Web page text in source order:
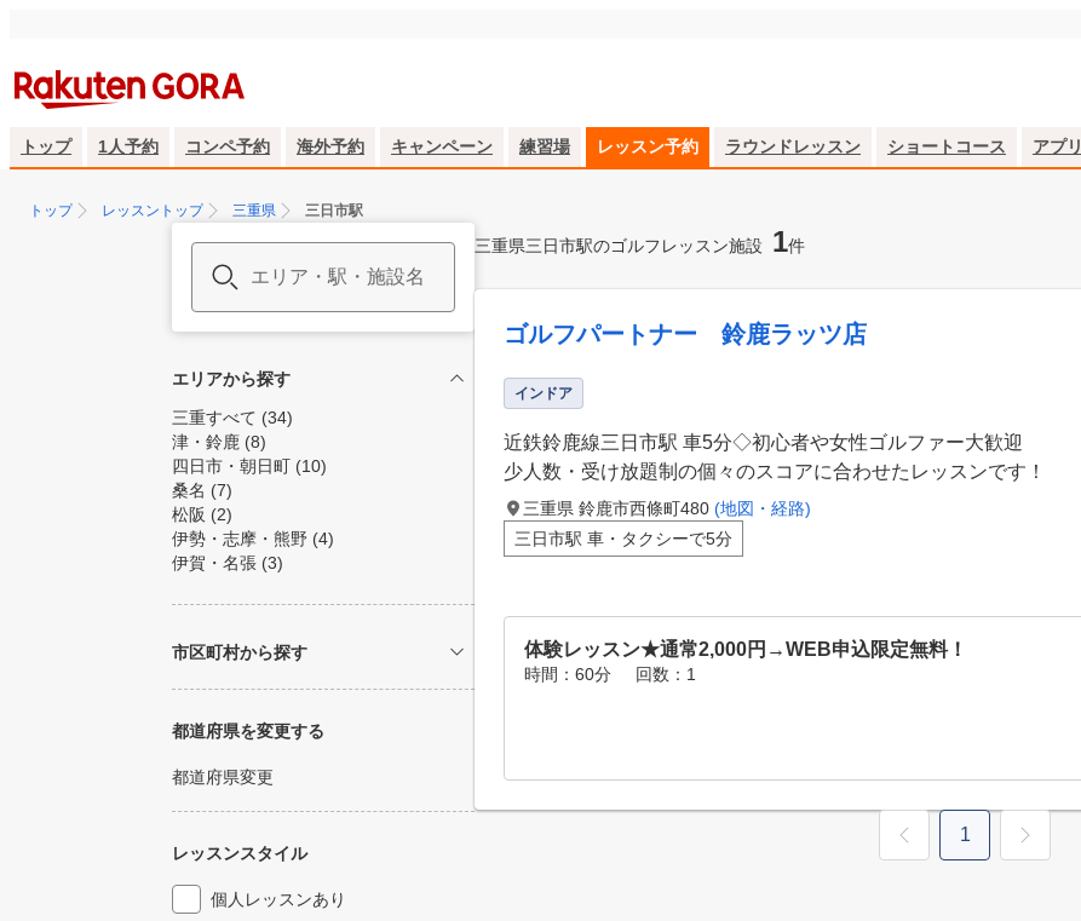
トップ 1人予約 コンペ予約 海外予約 キャンペーン 練習場 レッスン予約 ラウンドレッスン ショートコース アプリ
トップ レッスントップ 三重県 三日市駅
エリアから探す
三重すべて (34)
津・鈴鹿 (8)
四日市・朝日町 (10)
桑名 (7)
松阪 (2)
伊勢・志摩・熊野 (4)
伊賀・名張 (3)
市区町村から探す
都道府県を変更する
都道府県変更
レッスンスタイル
個人レッスンあり
三重県三日市駅のゴルフレッスン施設 1件
ゴルフパートナー 鈴鹿ラッツ店
インドア
近鉄鈴鹿線三日市駅 車5分◇初心者や女性ゴルファー大歓迎
少人数・受け放題制の個々のスコアに合わせたレッスンです！
三重県 鈴鹿市西條町480 (地図・経路)
三日市駅 車・タクシーで5分
体験レッスン★通常2,000円→WEB申込限定無料！
時間：60分 回数：1
1